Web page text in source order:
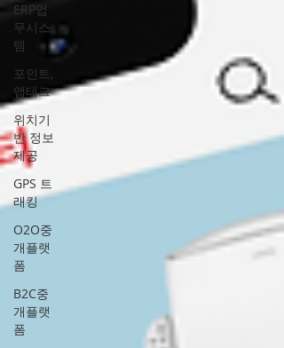
ERP업
무시스
템
포인트,
앱테크
위치기
반 정보
제공
GPS 트
래킹
O2O중
개플랫
폼
B2C중
개플랫
폼